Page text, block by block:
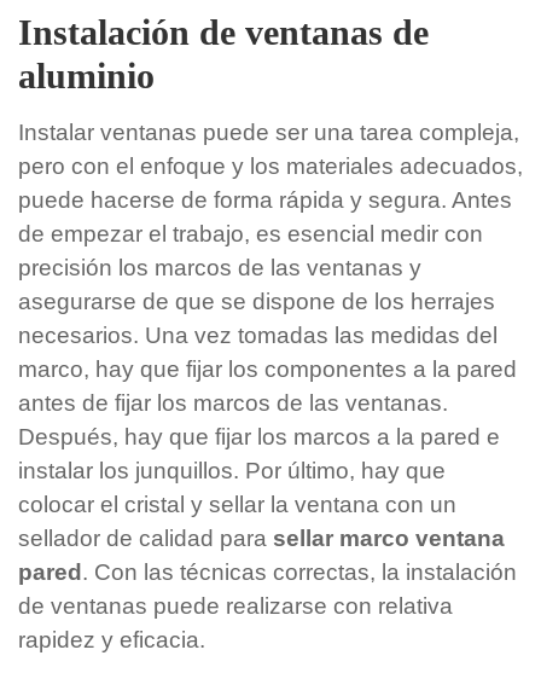
Instalación de ventanas de
aluminio
Instalar ventanas puede ser una tarea compleja,
pero con el enfoque y los materiales adecuados,
puede hacerse de forma rápida y segura. Antes
de empezar el trabajo, es esencial medir con
precisión los marcos de las ventanas y
asegurarse de que se dispone de los herrajes
necesarios. Una vez tomadas las medidas del
marco, hay que fijar los componentes a la pared
antes de fijar los marcos de las ventanas.
Después, hay que fijar los marcos a la pared e
instalar los junquillos. Por último, hay que
colocar el cristal y sellar la ventana con un
sellador de calidad para sellar marco ventana
pared . Con las técnicas correctas, la instalación
de ventanas puede realizarse con relativa
rapidez y eficacia.